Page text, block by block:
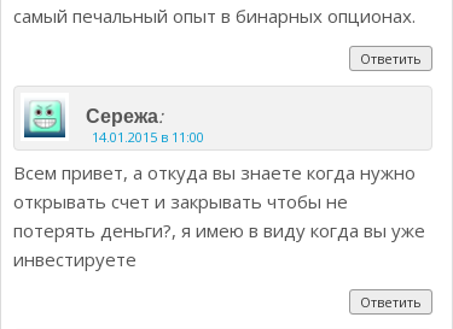
самый печальный опыт в бинарных опционах.
Ответить
Сережа:
14.01.2015 в 11:00
Всем привет, а откуда вы знаете когда нужно
открывать счет и закрывать чтобы не
потерять деньги?, я имею в виду когда вы уже
инвестируете
Ответить